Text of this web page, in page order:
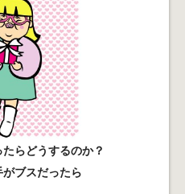
らどうするのか？
ブスだったら